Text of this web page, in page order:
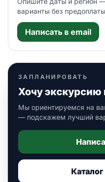
варианты без
Написать в email
ЗАПЛАНИРОВАТЬ
Хочу экскурсию
Мы ориентируемся на
— подскажем лучший